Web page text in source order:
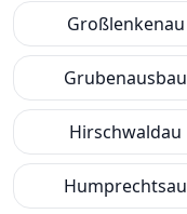
Großlenkenau
Grubenausbau
Hirschwaldau
Humprechtsau